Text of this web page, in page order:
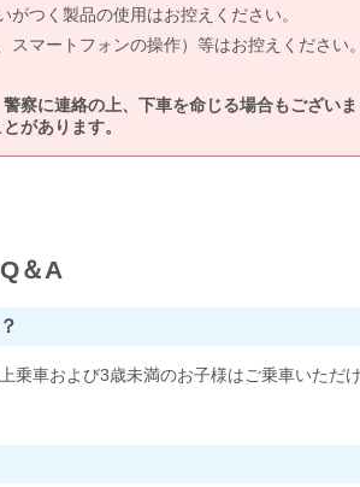
つく製品の使用はお控えください。
スマートフォンの操作）等はお控えください
察に連絡の上、下車を命じる場合もございま
があります。
＆A
乗車および3歳未満のお子様はご乗車いただ